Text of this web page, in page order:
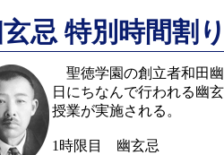
玄忌 特別時間割
聖徳学園の創立者和田
日にちなんで行われる幽
授業が実施される。
1時限目 幽玄忌